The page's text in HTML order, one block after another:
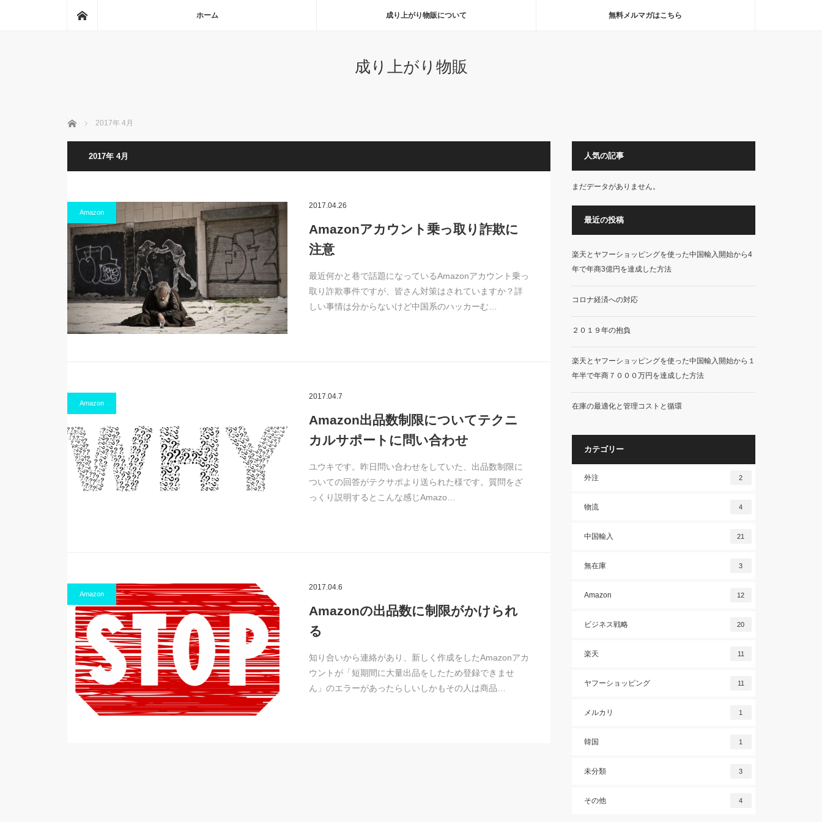
ホーム 成り上がり物販について 無料メルマガはこちら
成り上がり物販
ホーム 2017年 4月
2017年 4月
Amazon
2017.04.26
Amazonアカウント乗っ取り詐欺に
注意
最近何かと巷で話題になっているAmazonアカウント乗っ
取り詐欺事件ですが、皆さん対策はされていますか？詳
しい事情は分からないけど中国系のハッカーむ…
Amazon
2017.04.7
Amazon出品数制限についてテクニ
カルサポートに問い合わせ
ユウキです。昨日問い合わせをしていた、出品数制限に
ついての回答がテクサポより送られた様です。質問をざ
っくり説明するとこんな感じAmazo…
Amazon
2017.04.6
Amazonの出品数に制限がかけられ
る
知り合いから連絡があり、新しく作成をしたAmazonアカ
ウントが「短期間に大量出品をしたため登録できませ
ん」のエラーがあったらしいしかもその人は商品…
人気の記事
まだデータがありません。
最近の投稿
楽天とヤフーショッピングを使った中国輸入開始から4
年で年商3億円を達成した方法
コロナ経済への対応
２０１９年の抱負
楽天とヤフーショッピングを使った中国輸入開始から１
年半で年商７０００万円を達成した方法
在庫の最適化と管理コストと循環
カテゴリー
外注 2
物流 4
中国輸入 21
無在庫 3
Amazon 12
ビジネス戦略 20
楽天 11
ヤフーショッピング 11
メルカリ 1
韓国 1
未分類 3
その他 4